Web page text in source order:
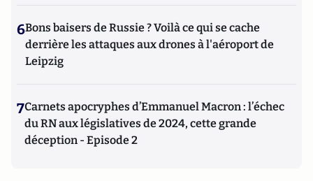
6Bons baisers de Russie ? Voilà ce qui se cache
derrière les attaques aux drones à l'aéroport de
Leipzig
7Carnets apocryphes d’Emmanuel Macron : l’échec
du RN aux législatives de 2024, cette grande
déception - Episode 2